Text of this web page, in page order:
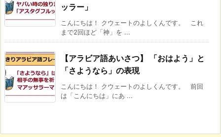
ッラー」
こんにちは！ クウェートのよしくんです。 これ
まで2回ほど「神」を ...
【アラビア語あいさつ】 「おはよう」と
「さようなら」の表現
こんにちは！ クウェートのよしくんです。 前回
は「こんにちは」にあ ...